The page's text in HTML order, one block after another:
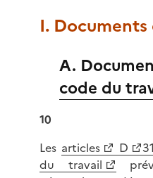
I.
A.
code du
10
Les articles D
du travail